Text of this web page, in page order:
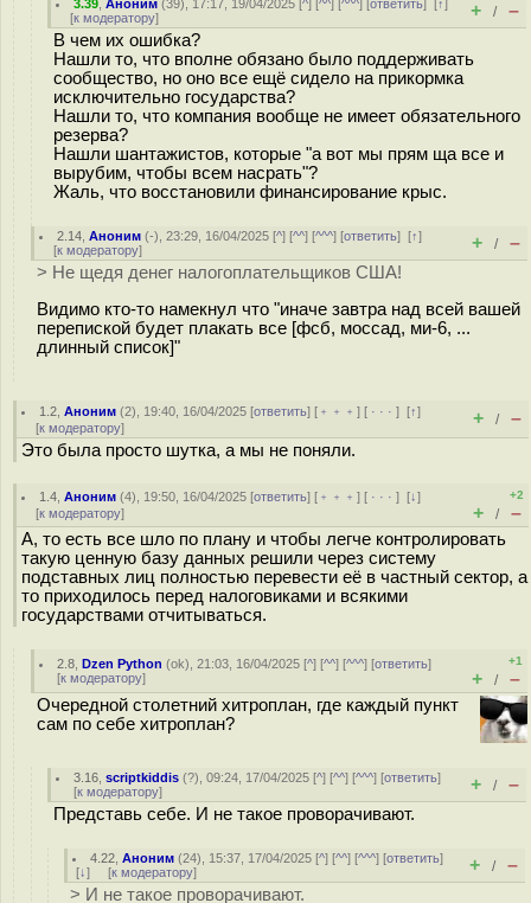
3.39 ,Аноним (39), 17:17, 19/04/2025 [^ ] [^^ ] [^^^ ] [ответить ↑
[к модератору] + / –
В чем их ошибка?
Нашли то, что вполне обязано было поддерживать
сообщество, но оно все ещё сидело на прикормка
исключительно государства?
Нашли то, что компания вообще не имеет обязательного
резерва?
Нашли шантажистов, которые "а вот мы прям ща все и
вырубим, чтобы всем насрать"?
Жаль, что восстановили финансирование крыс.
2.14 ,Аноним (-), 23:29, 16/04/2025 [^] [^^] [^^^] [ответить][↑]
[к модератору] + / –
> Не щедя денег налогоплательщиков США!
Видимо кто-то намекнул что "иначе завтра над всей вашей
перепиской будет плакать все [фсб, моссад, ми-6, ...
длинный список]"
1.2 ,Аноним (2), 19:40, 16/04/2025 [ответить] [ ﹢﹢﹢] [ · · ·][↑]
[к модератору] + / –
Это была просто шутка, а мы не поняли.
1.4 ,Аноним (4), 19:50, 16/04/2025 [ответить] [ ﹢﹢﹢] [ · · ·][↓]
[к модератору]
+2
+ / –
А, то есть все шло по плану и чтобы легче контролировать
такую ценную базу данных решили через систему
подставных лиц полностью перевести её в частный сектор, а
то приходилось перед налоговиками и всякими
государствами отчитываться.
2.8 ,Dzen Python (ok), 21:03, 16/04/2025 [^] [^^] [^^^] [ответить]
[к модератору]
+1
+ / –
Очередной столетний хитроплан, где каждый пункт
сам по себе хитроплан?
3.16 ,scriptkiddis (?), 09:24, 17/04/2025 [^] [^^] [^^^] [ответить]
[к модератору] + / –
Представь себе. И не такое проворачивают.
4.22 ,Аноним (24), 15:37, 17/04/2025 [^] [^^] [^^^] [ответить]
[↓] [к модератору] + / –
> И не такое проворачивают.